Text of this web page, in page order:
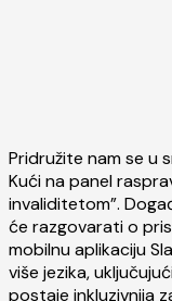
Pridružite nam se u
Kući na panel
invaliditetom”.
će razgovarati o
mobilnu aplikaciju
više jezika,
postaje inkluzivnija